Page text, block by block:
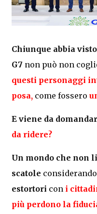
Chiunque abbia
G7 non può non
questi personaggi
posa, come fossero
E viene da
da ridere?
Un mondo che non
scatole
estortori con i
più perdono la